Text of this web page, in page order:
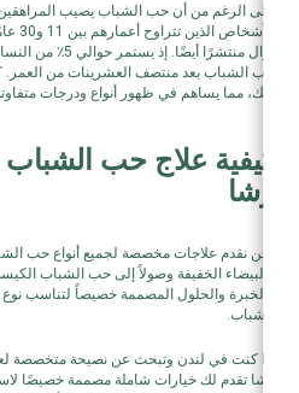
الأشخاص
حب الشباب بعد منتصف العشرينات من العمر. كما
ذلك، مما يساهم في ظهور أنواع ودرجات
كيفية علاج حب الشباب
رشا
نحن نقدم علاجات مخصصة لجميع أنواع حب
والبيضاء الخفيفة وصولاً إلى حب الشباب الكيسي
والخبرة والحلول المصممة خصيصاً لتناسب نوع
الشباب.
إذا كنت في لندن وتبحث عن نصيحة متخصصة لعلاج
رشا تقدم لك خيارات شاملة مصممة خصيصًا